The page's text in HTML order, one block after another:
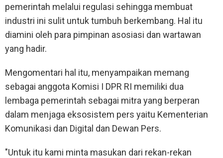
pemerintah melalui regulasi sehingga membuat
industri ini sulit untuk tumbuh berkembang. Hal itu
diamini oleh para pimpinan asosiasi dan wartawan
yang hadir.
Mengomentari hal itu, menyampaikan memang
sebagai anggota Komisi I DPR RI memiliki dua
lembaga pemerintah sebagai mitra yang berperan
dalam menjaga eksosistem pers yaitu Kementerian
Komunikasi dan Digital dan Dewan Pers.
"Untuk itu kami minta masukan dari rekan-rekan